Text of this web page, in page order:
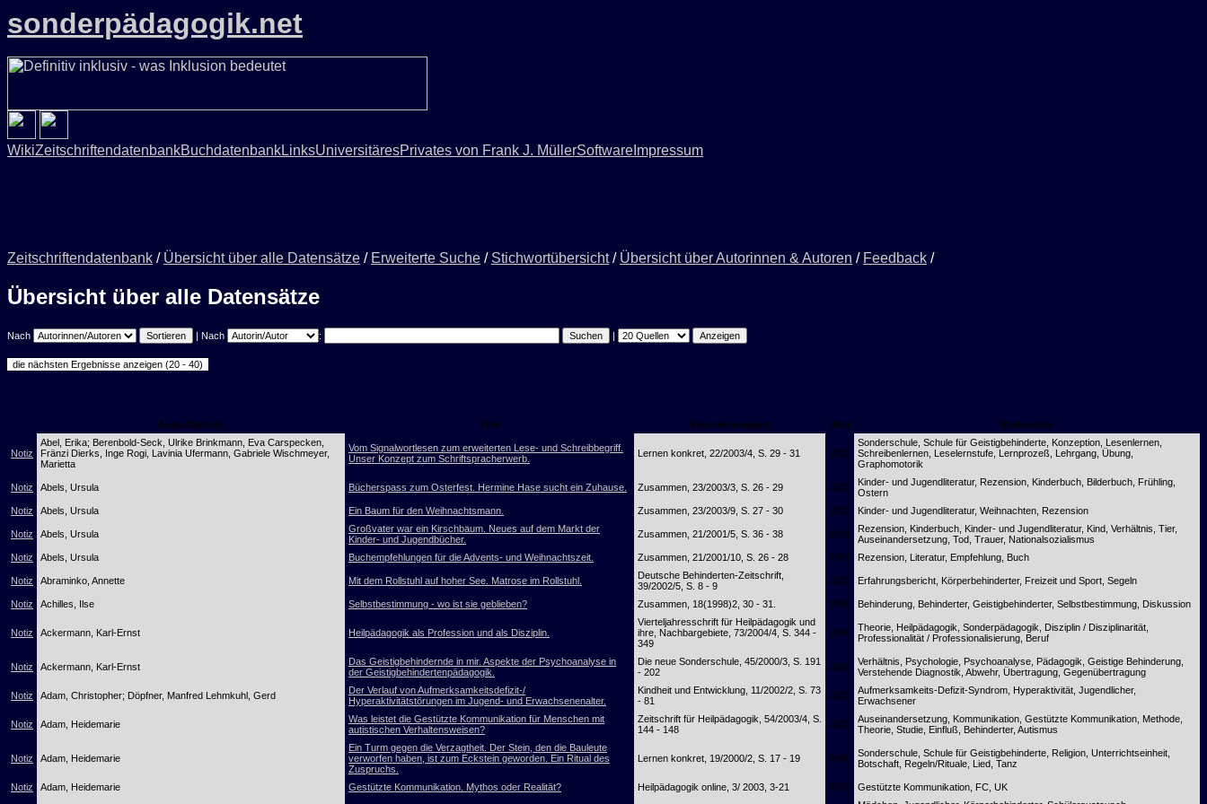
sonderpädagogik.net
WikiZeitschriftendatenbankBuchdatenbankLinksUniversitäresPrivates von Frank J. MüllerSoftware Impressum
Zeitschriftendatenbank / Übersicht über alle Datensätze / Erweiterte Suche / Stichwortübersicht/ Übersicht über Autorinnen & Autoren / Feedback /
Übersicht über alle Datensätze
Nach | Nach : |
Autor/Autorin Titel Erscheinungsort Jahr Stichwörter
Notiz
Abel, Erika; Berenbold-Seck, Ulrike Brinkmann, Eva Carspecken,
Fränzi Dierks, Inge Rogi, Lavinia Ufermann, Gabriele Wischmeyer,
Marietta
Vom Signalwortlesen zum erweiterten Lese- und Schreibbegriff.
Unser Konzept zum Schriftspracherwerb.
Lernen konkret, 22/2003/4, S. 29 - 31 2003
Sonderschule, Schule für Geistigbehinderte, Konzeption, Lesenlernen,
Schreibenlernen, Leselernstufe, Lernprozeß, Lehrgang, Übung,
Graphomotorik
Notiz Abels, Ursula Bücherspass zum Osterfest. Hermine Hase sucht ein Zuhause. Zusammen, 23/2003/3, S. 26 - 29 2003
Kinder- und Jugendliteratur, Rezension, Kinderbuch, Bilderbuch, Frühling,
Ostern
Notiz
Abels, Ursula Ein Baum für den Weihnachtsmann. Zusammen, 23/2003/9, S. 27 - 30 2003 Kinder- und Jugendliteratur, Weihnachten, Rezension
Notiz Abels, Ursula
Großvater war ein Kirschbaum. Neues auf dem Markt der
Kinder- und Jugendbücher.
Zusammen, 21/2001/5, S. 36 - 38 2001
Rezension, Kinderbuch, Kinder- und Jugendliteratur, Kind, Verhältnis, Tier,
Auseinandersetzung, Tod, Trauer, Nationalsozialismus
Notiz
Abels, Ursula Buchempfehlungen für die Advents- und Weihnachtszeit. Zusammen, 21/2001/10, S. 26 - 28 2001 Rezension, Literatur, Empfehlung, Buch
Notiz Abraminko, Annette Mit dem Rollstuhl auf hoher See. Matrose im Rollstuhl.
Deutsche Behinderten-Zeitschrift,
39/2002/5, S. 8 - 9
2002 Erfahrungsbericht, Körperbehinderter, Freizeit und Sport, Segeln
Notiz Achilles, Ilse Selbstbestimmung - wo ist sie geblieben? Zusammen, 18(1998)2, 30 - 31. 1998 Behinderung, Behinderter, Geistigbehinderter, Selbstbestimmung, Diskussion
Notiz Ackermann, Karl-Ernst Heilpädagogik als Profession und als Disziplin.
Vierteljahresschrift für Heilpädagogik und
ihre, Nachbargebiete, 73/2004/4, S. 344 -
349
2004
Theorie, Heilpädagogik, Sonderpädagogik, Disziplin / Disziplinarität,
Professionalität / Professionalisierung, Beruf
Notiz Ackermann, Karl-Ernst
Das Geistigbehindernde in mir. Aspekte der Psychoanalyse in
der Geistigbehindertenpädagogik.
Die neue Sonderschule, 45/2000/3, S. 191
- 202
2000
Verhältnis, Psychologie, Psychoanalyse, Pädagogik, Geistige Behinderung,
Verstehende Diagnostik, Abwehr, Übertragung, Gegenübertragung
Notiz Adam, Christopher; Döpfner, Manfred Lehmkuhl, Gerd
Der Verlauf von Aufmerksamkeitsdefizit-/
Hyperaktivitätstörungen im Jugend- und Erwachsenenalter.
Kindheit und Entwicklung, 11/2002/2, S. 73
- 81
2002
Aufmerksamkeits-Defizit-Syndrom, Hyperaktivität, Jugendlicher,
Erwachsener
Notiz Adam, Heidemarie
Was leistet die Gestützte Kommunikation für Menschen mit
autistischen Verhaltensweisen?
Zeitschrift für Heilpädagogik, 54/2003/4, S.
144 - 148
2003
Auseinandersetzung, Kommunikation, Gestützte Kommunikation, Methode,
Theorie, Studie, Einfluß, Behinderter, Autismus
Notiz Adam, Heidemarie
Ein Turm gegen die Verzagtheit. Der Stein, den die Bauleute
verworfen haben, ist zum Eckstein geworden. Ein Ritual des
Zuspruchs.
Lernen konkret, 19/2000/2, S. 17 - 19 2000
Sonderschule, Schule für Geistigbehinderte, Religion, Unterrichtseinheit,
Botschaft, Regeln/Rituale, Lied, Tanz
Notiz Adam, Heidemarie Gestützte Kommunikation. Mythos oder Realität? Heilpädagogik online, 3/ 2003, 3-21 2003
Gestützte Kommunikation, FC, UK